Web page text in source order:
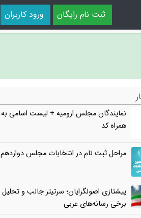
ثبت نام رایگان ورود کاربران
نمایندگان مجلس ارومیه + لیست اسامی به
همراه کد
مراحل ثبت نام در انتخابات مجلس دوازدهم
پیشتازی اصولگرایان؛ سرتیتر جالب و تحلیل
برخی رسانه‌های عربی